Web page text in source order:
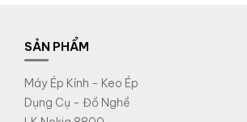
SẢN PHẨM
Máy Ép Kính - Keo Ép
Dụng Cụ - Đồ Nghề